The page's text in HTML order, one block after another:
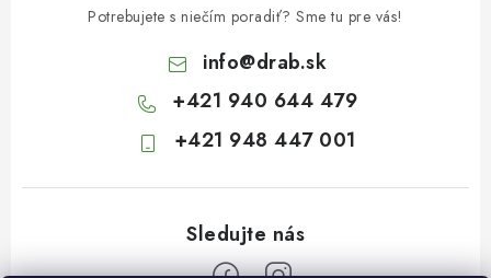
Potrebujete s niečím poradiť? Sme tu pre vás!
info@drab.sk
+421 940 644 479
+421 948 447 001